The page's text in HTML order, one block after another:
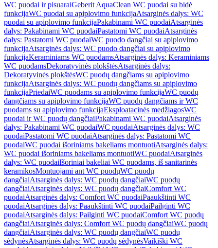
WC puodai ir pisuaraiGeberit AquaClean WC puodai su bidė
funkcijaWC puodai su apiplovimo funkcijaAtsarginės dalys: WC
puodai su apiplovimo funkcijaPakabinami WC puodaiAtsarginės
dalys: Pakabinami WC puodaiPastatomi WC puodaiAtsarginės
dalys: Pastatomi WC puodaiWC puodo dangčiai su apiplovimo
funkcijaAtsarginės dalys: WC puodo dangčiai su apiplovimo
funkcijaKeraminiams WC puodamsAtsarginės dalys: Keraminiams
WC puodamsDekoratyvinės plokštėsAtsarginės dalys:
Dekoratyvinės plokštėsWC puodų dangčiams su apiplovimo
funkcijaAtsarginės dalys: WC puodų dangčiams su apiplovimo
funkcijaPriedaiWC puodams su apiplovimo funkcijaWC puodų
dangčiams su apiplovimo funkcijaWC puodų dangčiams ir WC
puodams su apiplovimo funkcijaEksploatacinės medžiagosWC
puodai ir WC puodų dangčiaiPakabinami WC puodaiAtsarginės
dalys: Pakabinami WC puodaiWC puodaiAtsarginės dalys: WC
puodaiPastatomi WC puodaiAtsarginės dalys: Pastatomi WC
puodaiWC puodai išoriniams bakeliams montuotiAtsarginės dalys:
WC puodai išoriniams bakeliams montuotiWC puodaiAtsarginės
dalys: WC puodaiIšoriniai bakeliai WC puodams, iš sanitarinės
keramikosMontuojami ant WC puodųWC puodų
dangčiaiAtsarginės dalys: WC puodų dangčiaiWC puodų
dangčiaiAtsarginės dalys: WC puodų dangčiaiComfort WC
puodaiAtsarginės dalys: Comfort WC puodaiPaaukštinti WC
puodaiAtsarginės dalys: Paaukštinti WC puodaiPailginti WC
puodaiAtsarginės dalys: Pailginti WC puodaiComfort WC puodų
dangčiaiAtsarginės dalys: Comfort WC puodų dangčiaiWC puodų
dangčiaiAtsarginės dalys: WC puodų dangčiaiWC puodų
sėdynėsAtsarginės dalys: WC puodų sėdynėsVaikiški WC